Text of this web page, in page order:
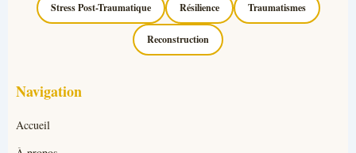
Stress Post-Traumatique Résilience Traumatismes
Reconstruction
Navigation
Accueil